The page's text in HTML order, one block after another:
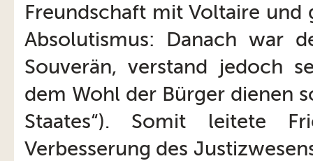
Freundschaft mit Voltaire und
Absolutismus: Danach war
Souverän, verstand jedoch
dem Wohl der Bürger dienen
Staates“). Somit leitete
Verbesserung des